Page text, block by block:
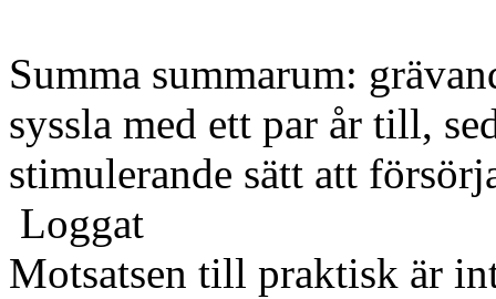
Summa summarum:
syssla med ett par år till,
stimulerande sätt att
Loggat
Motsatsen till praktisk är